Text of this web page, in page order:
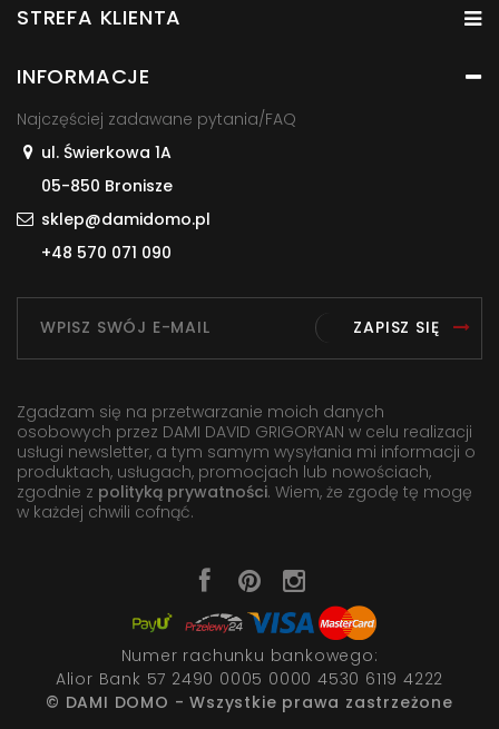
STREFA KLIENTA
INFORMACJE
Najczęściej zadawane pytania/FAQ
ul. Świerkowa 1A
05-850 Bronisze
sklep@damidomo.pl
+48 570 071 090
ZAPISZ SIĘ
Zgadzam się na przetwarzanie moich danych
osobowych przez DAMI DAVID GRIGORYAN w celu realizacji
usługi newsletter, a tym samym wysyłania mi informacji o
produktach, usługach, promocjach lub nowościach,
zgodnie z polityką prywatności. Wiem, że zgodę tę mogę
w każdej chwili cofnąć.
Numer rachunku bankowego:
Alior Bank 57 2490 0005 0000 4530 6119 4222
© DAMI DOMO - Wszystkie prawa zastrzeżone